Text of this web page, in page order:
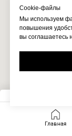
Cookie-файлы
Мы используем
повышения
вы соглашаетесь
Главная